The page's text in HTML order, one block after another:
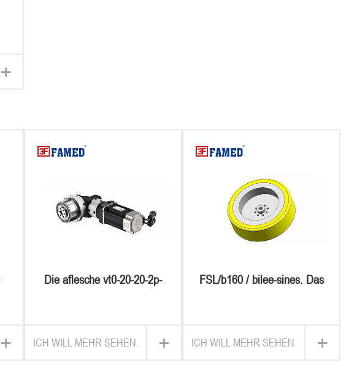
+
+
Die aflesche vt0-20-20-2p-
+
ICH WILL MEHR SEHEN.
FSL/b160 / bilee-sines. Das
+
ICH WILL MEHR SEHEN.